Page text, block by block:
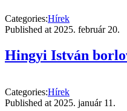
Categories:Hírek
Published at 2025. február 20.
Hingyi István
Categories:Hírek
Published at 2025. január 11.